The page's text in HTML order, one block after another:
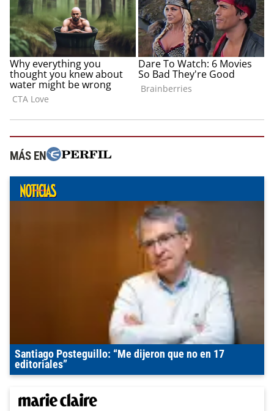
MÁS EN
Santiago Posteguillo: “Me dijeron que no en 17
editoriales”